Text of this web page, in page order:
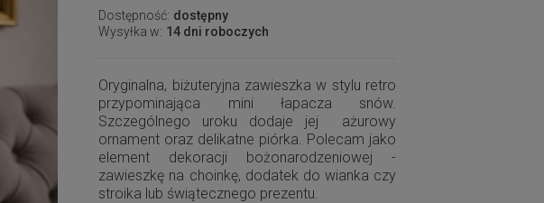
Dostępność: dostępny
Wysyłka w: 14 dni roboczych
Oryginalna, biżuteryjna zawieszka w stylu retro
przypominająca mini łapacza snów.
Szczególnego uroku dodaje jej ażurowy
ornament oraz delikatne piórka. Polecam jako
element dekoracji bożonarodzeniowej -
zawieszkę na choinkę, dodatek do wianka czy
stroika lub świątecznego prezentu.